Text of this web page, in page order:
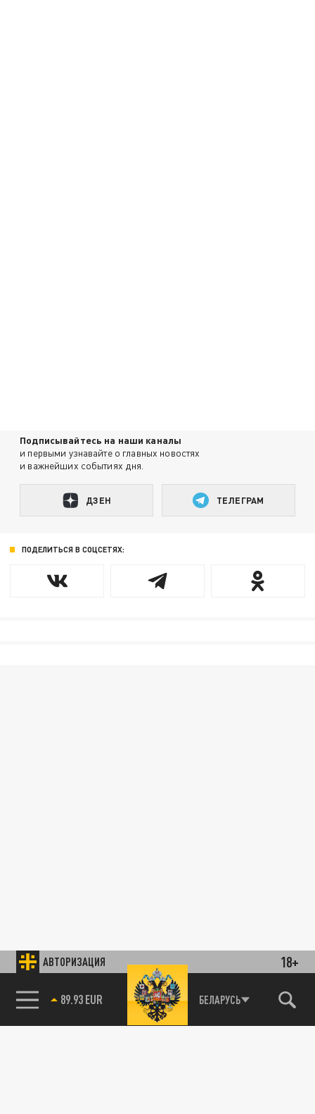
АВТОРИЗАЦИЯ 18+
89.93 EUR БЕЛАРУСЬ
Подписывайтесь на наши каналы
и первыми узнавайте о главных новостях
и важнейших событиях дня.
ДЗЕН ТЕЛЕГРАМ
ПОДЕЛИТЬСЯ В СОЦСЕТЯХ: